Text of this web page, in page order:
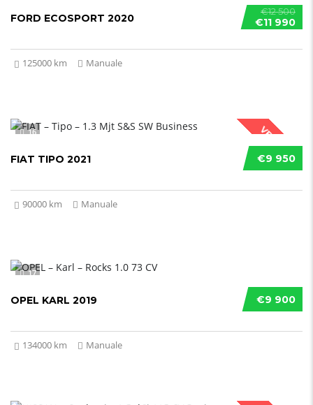
€12 500
€11 990
FORD ECOSPORT 2020
125000 km Manuale
VENDUTO
16
€9 950
FIAT TIPO 2021
90000 km Manuale
17
€9 900
OPEL KARL 2019
134000 km Manuale